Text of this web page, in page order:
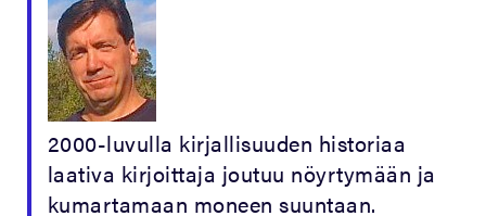
2000-luvulla kirjallisuuden historiaa
laativa kirjoittaja joutuu nöyrtymään ja
kumartamaan moneen suuntaan.